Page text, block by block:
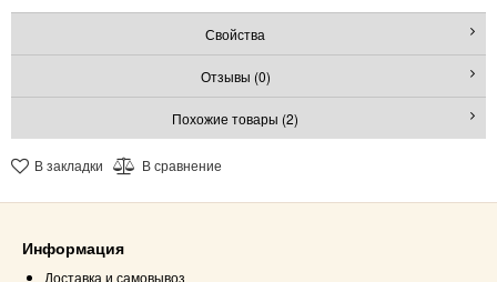
Свойства
Отзывы (0)
Похожие товары (2)
В закладки В сравнение
Информация
Доставка и самовывоз